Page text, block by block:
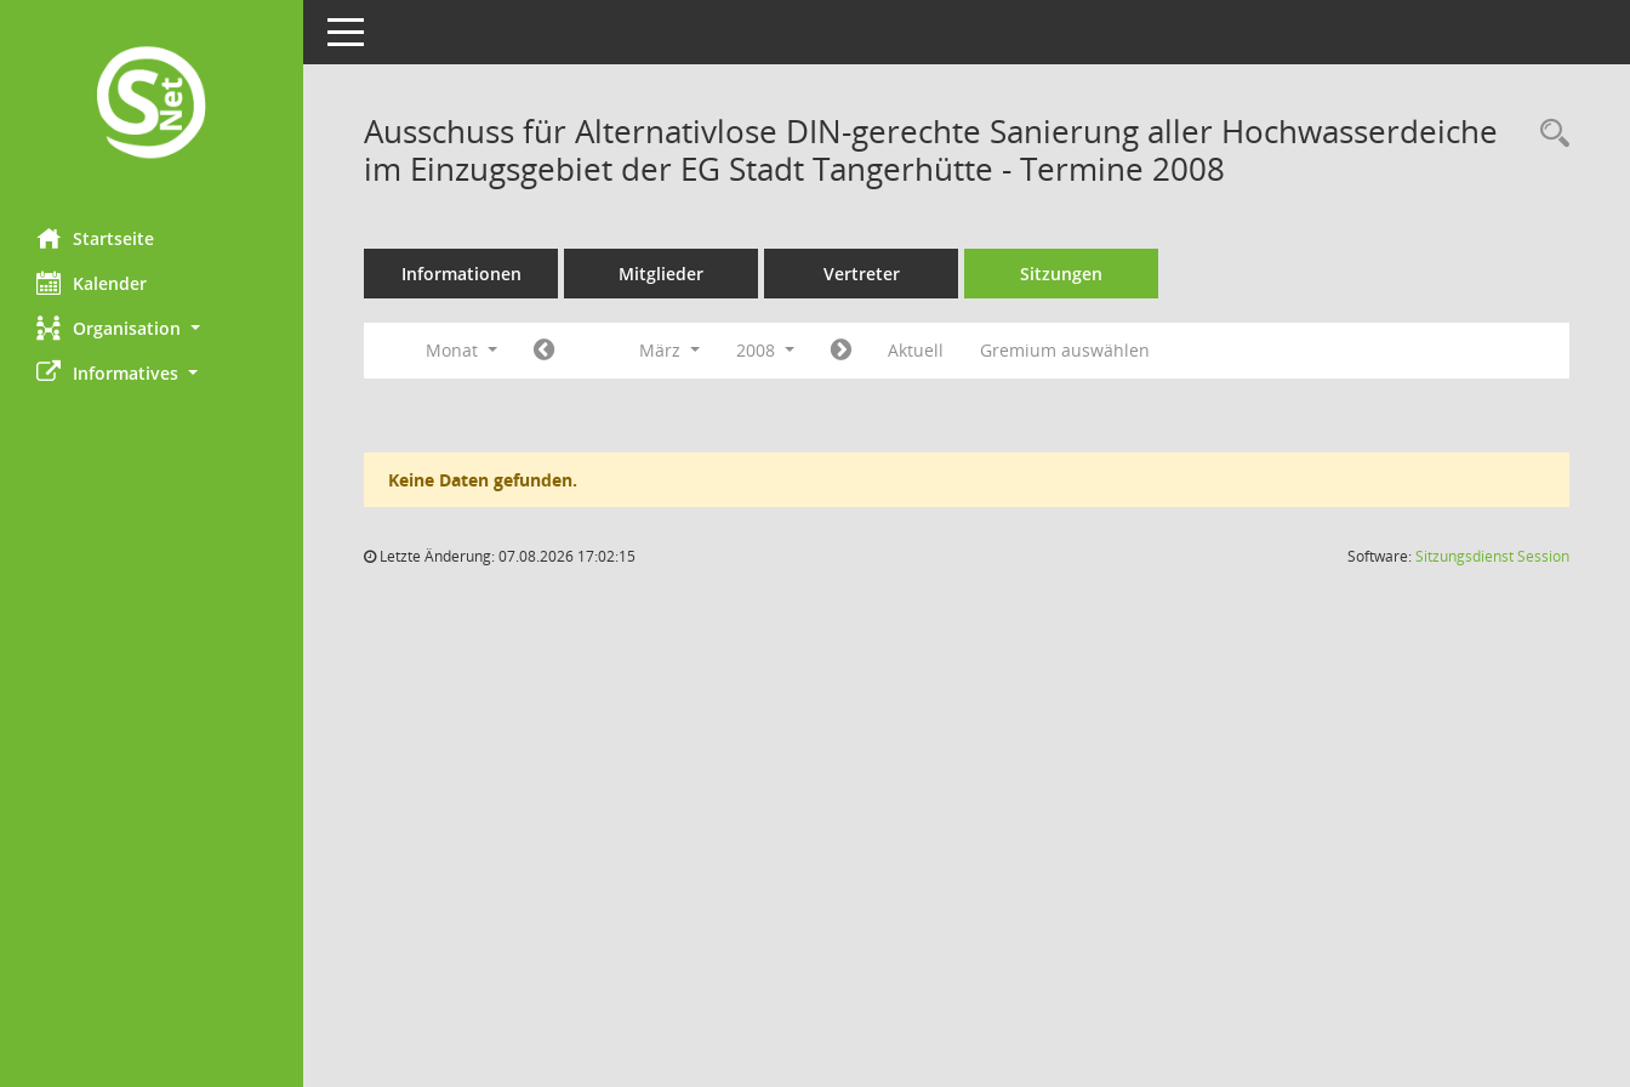
Startseite
Kalender
Organisation
Informatives
Toggle navigation
Ausschuss für Alternativlose DIN-gerechte Sanierung aller Hochwasserdeiche
im Einzugsgebiet der EG Stadt Tangerhütte - Termine 2008
Informationen Mitglieder Vertreter Sitzungen
Monat März 2008 Aktuell Gremium auswählen
Keine Daten gefunden.
Letzte Änderung: 07.08.2026 17:02:15 Software:SitzungsdienstSession(Wird in